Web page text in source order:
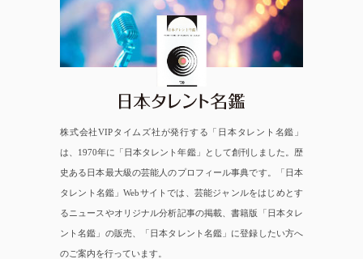
日本タレント名鑑
株式会社VIPタイムズ社が発行する「日本タレント名鑑」
は、1970年に「日本タレント年鑑」として創刊しました。歴
史ある日本最大級の芸能人のプロフィール事典です。「日本
タレント名鑑」Webサイトでは、芸能ジャンルをはじめとす
るニュースやオリジナル分析記事の掲載、書籍版「日本タレ
ント名鑑」の販売、「日本タレント名鑑」に登録したい方へ
のご案内を行っています。